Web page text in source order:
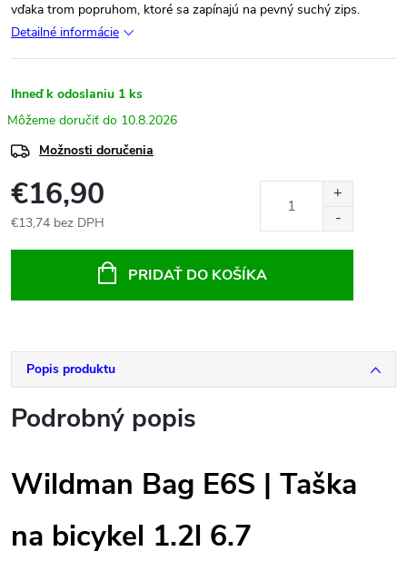
vďaka trom popruhom, ktoré sa zapínajú na pevný suchý zips.
Detailné informácie
Ihneď k odoslaniu 1 ks
10.8.2026
Možnosti doručenia
€16,90
€13,74 bez DPH
PRIDAŤ DO KOŠÍKA
Popis produktu
Podrobný popis
Wildman Bag E6S | Taška
na bicykel 1.2l 6.7